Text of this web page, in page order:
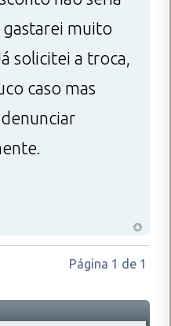
gastarei muito
solicitei a troca,
caso mas
Página 1 de 1